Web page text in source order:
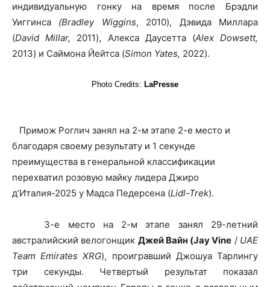
индивидуальную гонку на время после Брэдли
Уиггинса (Bradley Wiggins, 2010), Дэвида Миллара
(David Millar, 2011), Алекса Даусетта (Alex Dowsett,
2013) и Саймона Йейтса (Simon Yates, 2022).
Photo Credits: LaPresse
Примож Роглич занял на 2-м этапе 2-е место и
благодаря своему результату и 1 секунде
преимущества в генеральной классификации
перехватил розовую майку лидера Джиро
д’Италия-2025 у Мадса Педерсена (Lidl-Trek).
3-е место на 2-м этапе занял 29-летний
австралийский велогонщик Джей Вайн (Jay Vine / UAE
Team Emirates XRG), проигравший Джошуа Тарлингу
три секунды. Четвертый результат показал